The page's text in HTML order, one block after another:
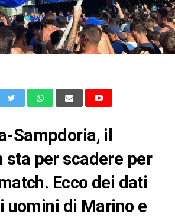
Sampdoria, il
sta per scadere per
Ecco dei dati
uomini di Marino e